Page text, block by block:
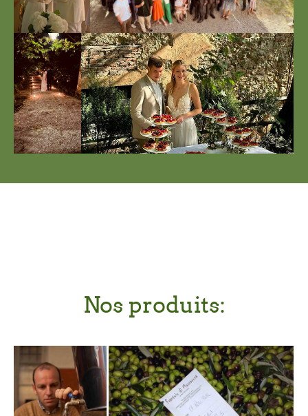
Nos produits: